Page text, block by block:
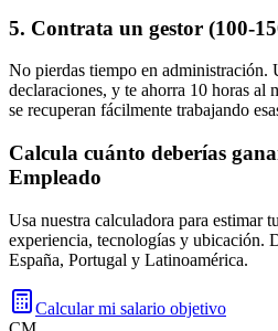
5. Contrata un gestor (100-
No pierdas tiempo en administración.
declaraciones, y te ahorra 10 horas al
se recuperan fácilmente trabajando
Calcula cuánto deberías
Empleado
Usa nuestra calculadora para estimar
experiencia, tecnologías y ubicación.
España, Portugal y Latinoamérica.
Calcular mi salario objetivo